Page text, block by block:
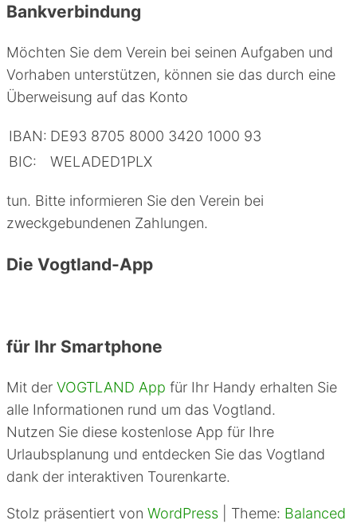
Bankverbindung
Möchten Sie dem Verein bei seinen Aufgaben und
Vorhaben unterstützen, können sie das durch eine
Überweisung auf das Konto
IBAN: DE93 8705 8000 3420 1000 93
BIC:
WELADED1PLX
tun. Bitte informieren Sie den Verein bei
zweckgebundenen Zahlungen.
Die Vogtland-App
für Ihr Smartphone
Mit der VOGTLAND App für Ihr Handy erhalten Sie
alle Informationen rund um das Vogtland.
Nutzen Sie diese kostenlose App für Ihre
Urlaubsplanung und entdecken Sie das Vogtland
dank der interaktiven Tourenkarte.
Stolz präsentiert von WordPress Theme: Balanced